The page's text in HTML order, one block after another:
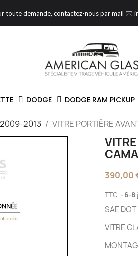
toute demande, contactez-nous par mail 🖂
DODGE DODGE RAM PICKUP
2013 VITRE PORTIÈRE
390,00
TTC 6-8
SAE DOT
VITRE